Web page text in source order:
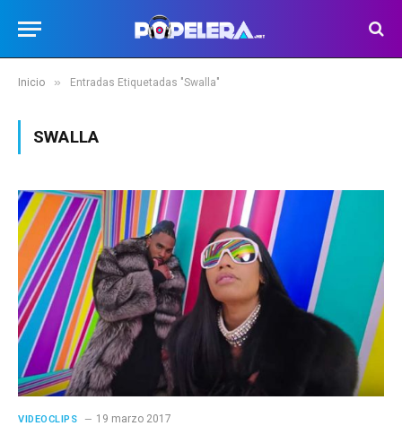
Inicio » Entradas Etiquetadas "Swalla"
SWALLA
VIDEOCLIPS 19 marzo 2017